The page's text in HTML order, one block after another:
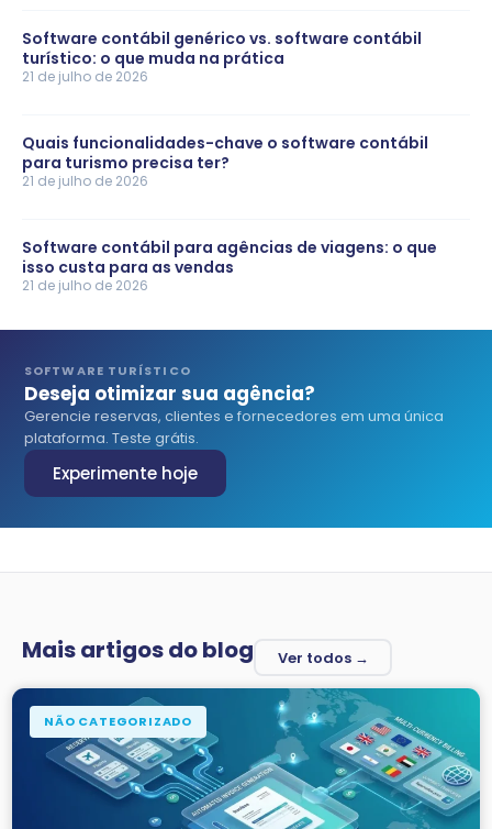
Software contábil genérico vs. software contábil
turístico: o que muda na prática
21 de julho de 2026
Quais funcionalidades-chave o software contábil
para turismo precisa ter?
21 de julho de 2026
Software contábil para agências de viagens: o que
isso custa para as vendas
21 de julho de 2026
SOFTWARE TURÍSTICO
Deseja otimizar sua agência?
Gerencie reservas, clientes e fornecedores em uma única
plataforma. Teste grátis.
Experimente hoje
Mais artigos do blog Ver todos →
NÃO CATEGORIZADO